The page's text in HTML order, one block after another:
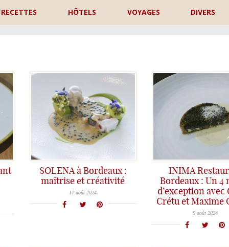
RECETTES HÔTELS VOYAGES DIVERS
SOLENA à Bordeaux :
maîtrise et créativité
Un incontournable de la scène gastronomique bordelaise, le restaurant Solena. Une qualité de cuisine irréprochable, une belle créativité et un savoir-faire évident et dans les assiettes c’est la fête du goût!
17 août 2024
INIMA
Bordeaux : Un 4
d’exception avec
Crétu et Maxime
Un 4 mains d'exception au restaurant Inima à Bordeaux : Oxana Crétu a reçu le Chef doublement étoilé Maxime Gilbert
9 août 2024